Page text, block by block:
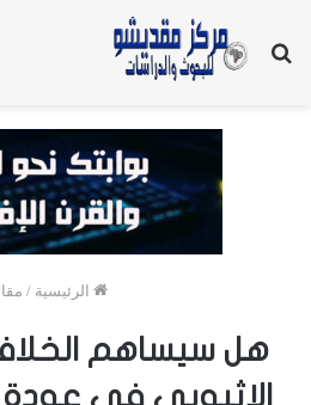
بحث
الرئيسية /
هل سيساهم
الإثيوبي في عودة